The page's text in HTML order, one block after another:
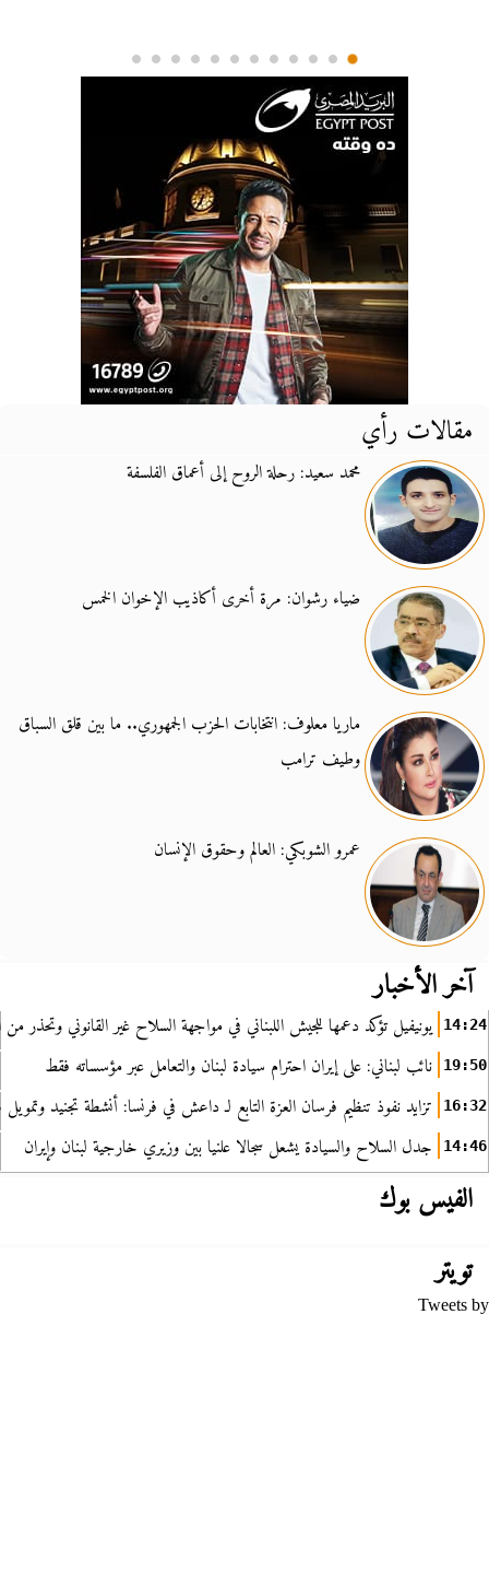
مقالات رأي
محمد سعيد: رحلة الروح إلى أعماق الفلسفة
ضياء رشوان: مرة أخرى أكاذيب الإخوان الخمس
ماريا معلوف: انتخابات الحزب الجمهوري.. ما بين قلق السباق
وطيف ترامب
عمرو الشوبكي: العالم وحقوق الإنسان
آخر الأخبار
14:24 يونيفيل تؤكد دعمها للجيش اللبناني في مواجهة السلاح غير القانوني وتحذر من
19:50 نائب لبناني: على إيران احترام سيادة لبنان والتعامل عبر مؤسساته فقط
16:32 تزايد نفوذ تنظيم فرسان العزة التابع لـ داعش في فرنسا: أنشطة تجنيد
14:46 جدل السلاح والسيادة يشعل سجالا علنيا بين وزيري خارجية لبنان وإيران
الفيس بوك
تويتر
Tweets by